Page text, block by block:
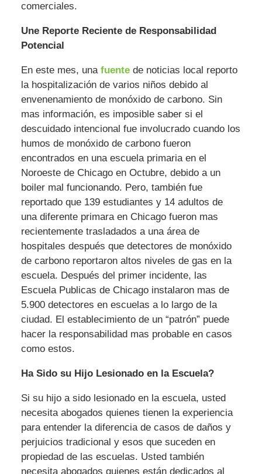
comerciales.
Une Reporte Reciente de Responsabilidad
Potencial
En este mes, una fuentede noticias local reporto
la hospitalización de varios niños debido al
envenenamiento de monóxido de carbono. Sin
mas información, es imposible saber si el
descuidado intencional fue involucrado cuando los
humos de monóxido de carbono fueron
encontrados en una escuela primaria en el
Noroeste de Chicago en Octubre, debido a un
boiler mal funcionando. Pero, también fue
reportado que 139 estudiantes y 14 adultos de
una diferente primara en Chicago fueron mas
recientemente trasladados a una área de
hospitales después que detectores de monóxido
de carbono reportaron altos niveles de gas en la
escuela. Después del primer incidente, las
Escuela Publicas de Chicago instalaron mas de
5.900 detectores en escuelas a lo largo de la
ciudad. El establecimiento de un “patrón” puede
hacer la responsabilidad mas probable en casos
como estos.
Ha Sido su Hijo Lesionado en la Escuela?
Si su hijo a sido lesionado en la escuela, usted
necesita abogados quienes tienen la experiencia
para entender la diferencia de casos de daños y
perjuicios tradicional y esos que suceden en
propiedad de las escuelas. Usted también
necesita abogados quienes están dedicados al